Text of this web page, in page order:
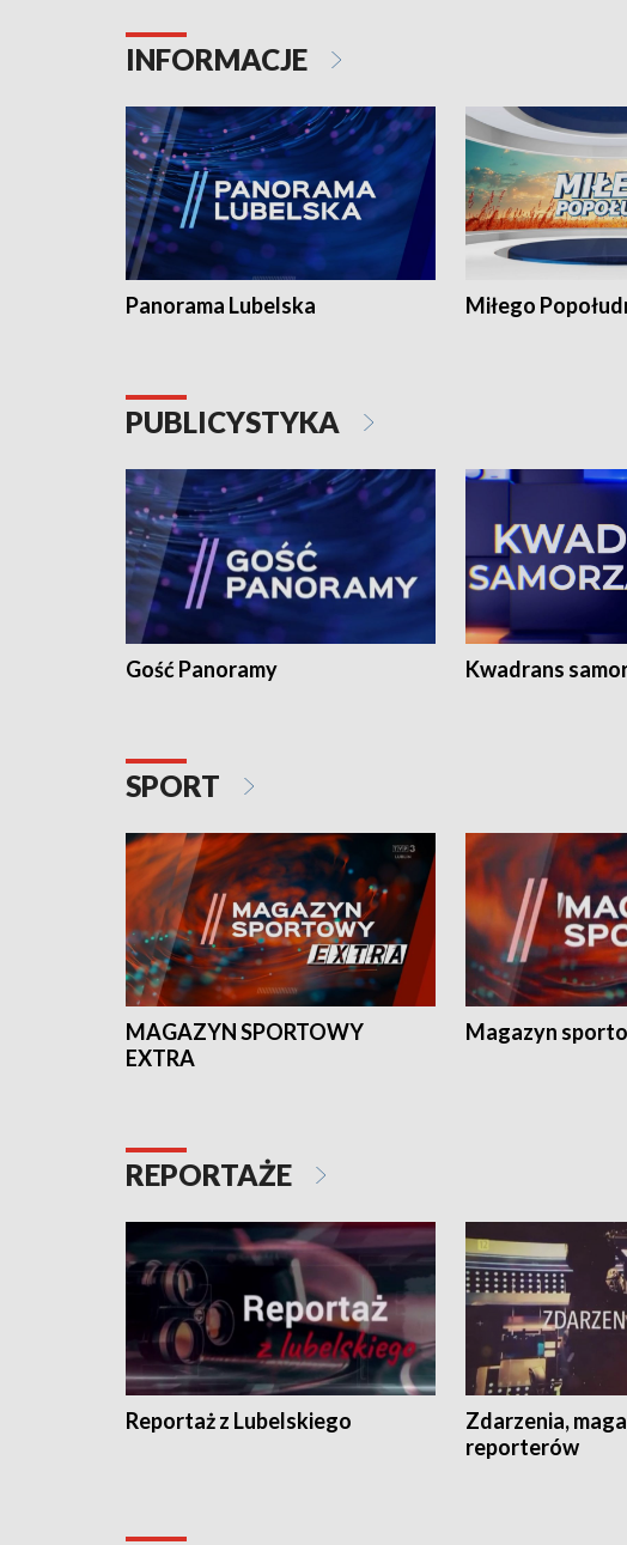
INFORMACJE
Panorama Lubelska Miłego
PUBLICYSTYKA
Gość Panoramy Kwadrans
SPORT
MAGAZYN SPORTOWY
EXTRA
Magazyn
REPORTAŻE
Reportaż z Lubelskiego
Zdarzenia,
reporterów